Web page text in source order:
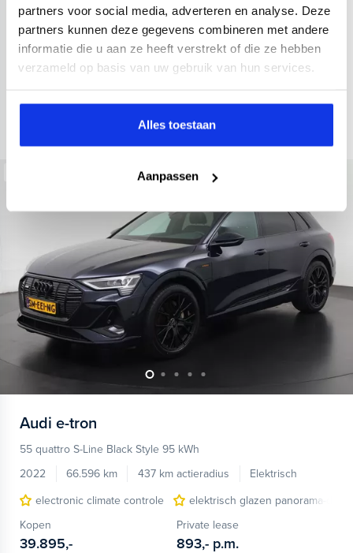
partners voor social media, adverteren en analyse. Deze
partners kunnen deze gegevens combineren met andere
informatie die u aan ze heeft verstrekt of die ze hebben
verzameld op basis van uw gebruik van hun services.
Alles toestaan
Aanpassen
34.998 km 437 km actieradius
Elektrisch
electronic climate controle
elektrisch glazen panorama-dak
Kopen
36.895,-
Private lease
793,- p.m.
Audi e-tron
55 quattro S-Line Black Style 95 kWh
2022
66.596 km 437 km actieradius
Elektrisch
electronic climate controle
elektrisch glazen panorama-dak
Kopen
39.895,-
Private lease
893,- p.m.